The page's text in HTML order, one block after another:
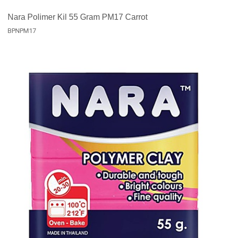
Nara Polimer Kil 55 Gram PM17 Carrot
BPNPM17